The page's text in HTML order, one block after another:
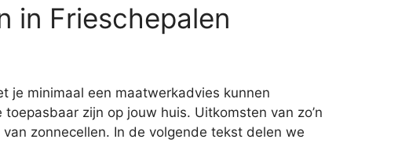
in Frieschepalen
je minimaal een maatwerkadvies kunnen
zijn op jouw huis. Uitkomsten van zo’n
zonnecellen. In de volgende tekst delen we